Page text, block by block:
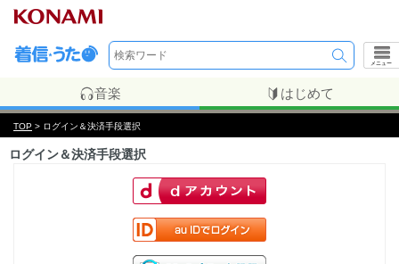
メニュー
音楽 はじめて
TOP > ログイン＆決済手段選択
ログイン＆決済手段選択